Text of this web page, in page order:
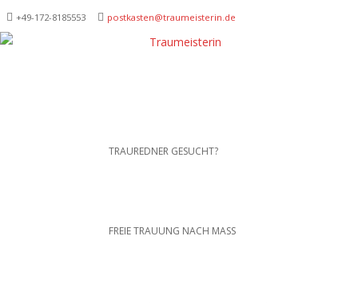
+49-172-­8185553 postkasten@traumeisterin.de
Traurednerein München,
Leidenschaft
SKIP TO CONTENT
TRAUREDNER GESUCHT?
FREIE TRAUUNG NACH MASS